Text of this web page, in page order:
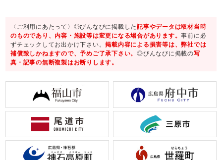
〈ご利用にあたって〉◎びんなびに掲載した記事やデータは取材当時
のものであり、内容・施設等は変更になる場合があります。事前に必
ずチェックしてお出かけ下さい。掲載内容による損害等は、弊社では
補償致しかねますので、予めご了承下さい。◎びんなびに掲載の写
真・記事の無断複製はお断りします。